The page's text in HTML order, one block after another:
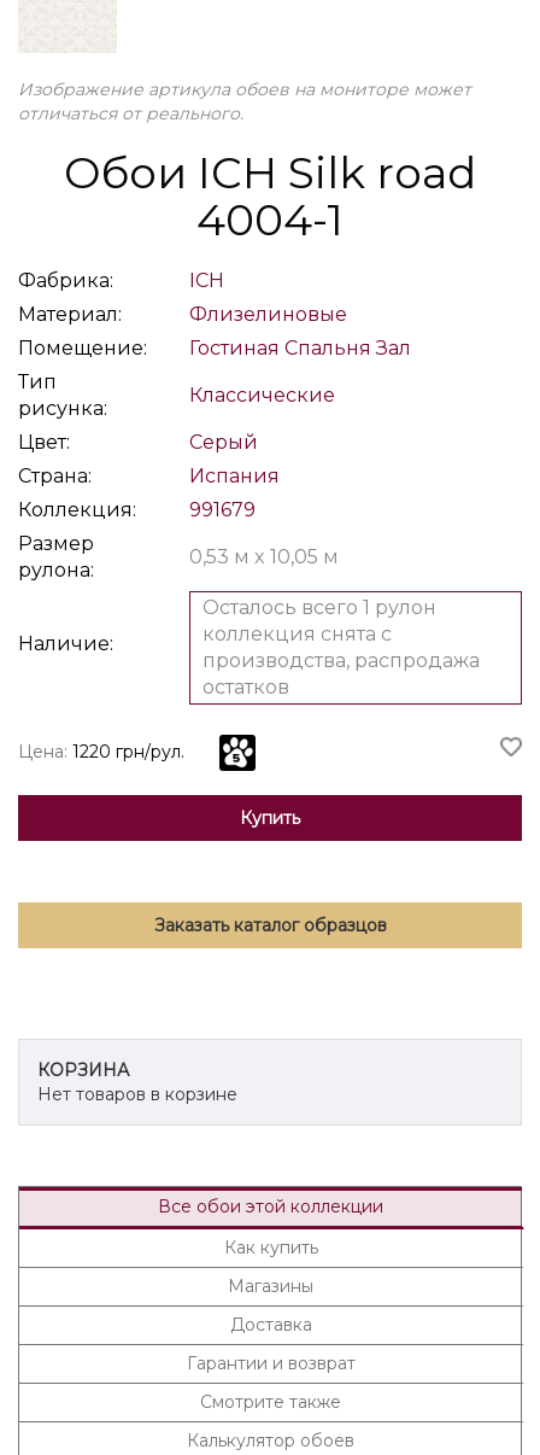
Изображение артикула обоев на мониторе может
отличаться от реального.
Обои ICH Silk road
4004-1
Фабрика:
ICH
Материал:
Флизелиновые
Помещение:
Гостиная Спальня Зал
Тип
рисунка:
Классические
Цвет:
Серый
Страна:
Испания
Коллекция:
991679
Размер
рулона:
0,53 м x 10,05 м
Наличие:
Осталось всего 1 рулон
коллекция снята с
производства, распродажа
остатков
Цена: 1220 грн/рул.
Купить
Заказать каталог образцов
КОРЗИНА
Нет товаров в корзине
Все обои этой коллекции
Как купить
Магазины
Доставка
Гарантии и возврат
Смотрите также
Калькулятор обоев